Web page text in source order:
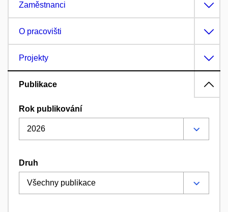
Zaměstnanci
O pracovišti
Projekty
Publikace
Rok publikování
Druh